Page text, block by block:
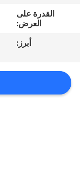
خريطة
الموقع
القدرة على
العرض:
أبرز: